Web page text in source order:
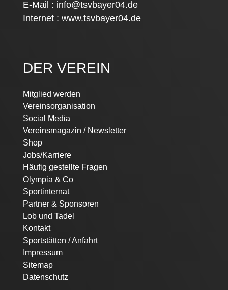
E-Mail : info@tsvbayer04.de
Internet : www.tsvbayer04.de
DER VEREIN
Navigation
überspringen
Mitglied werden
Vereinsorganisation
Social Media
Vereinsmagazin / Newsletter
Shop
Jobs/Karriere
Häufig gestellte Fragen
Olympia & Co
Sportinternat
Partner & Sponsoren
Lob und Tadel
Kontakt
Sportstätten / Anfahrt
Impressum
Sitemap
Datenschutz